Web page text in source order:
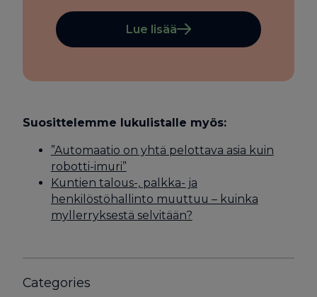
Lue lisää
Suosittelemme lukulistalle myös:
”Automaatio on yhtä pelottava asia kuin
robotti-imuri”
Kuntien talous-, palkka- ja
henkilöstöhallinto muuttuu – kuinka
myllerryksestä selvitään?
Categories